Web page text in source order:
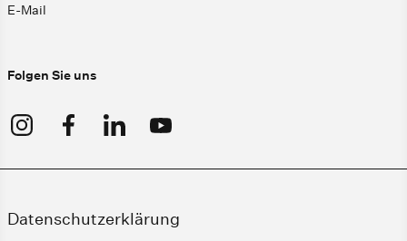
E-Mail
Folgen Sie uns
Datenschutzerklärung